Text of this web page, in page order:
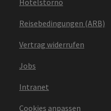
Hotelstorno
Reisebedingungen (ARB)
Vertrag widerrufen
Jobs
Intranet
Cookies anpassen